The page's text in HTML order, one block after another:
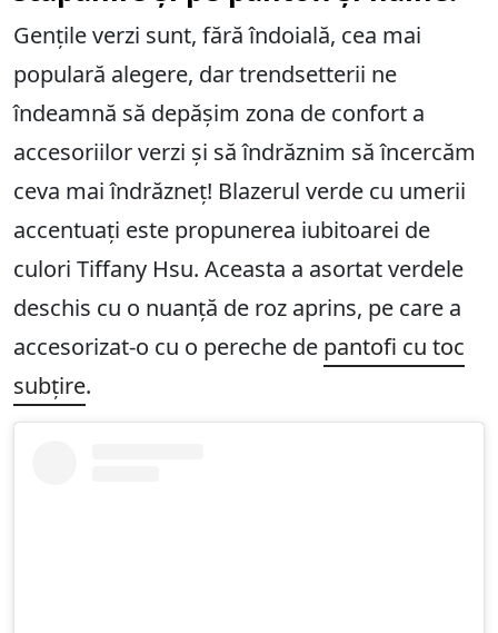
Gențile verzi sunt, fără îndoială, cea mai
populară alegere, dar trendsetterii ne
îndeamnă să depășim zona de confort a
accesoriilor verzi și să îndrăznim să încercăm
ceva mai îndrăzneț! Blazerul verde cu umerii
accentuați este propunerea iubitoarei de
culori Tiffany Hsu. Aceasta a asortat verdele
deschis cu o nuanță de roz aprins, pe care a
accesorizat-o cu o pereche de pantofi cu toc
subțire.